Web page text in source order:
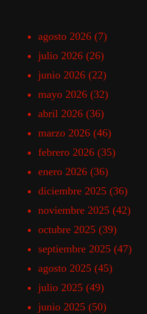
agosto 2026 (7)
julio 2026 (26)
junio 2026 (22)
mayo 2026 (32)
abril 2026 (36)
marzo 2026 (46)
febrero 2026 (35)
enero 2026 (36)
diciembre 2025 (36)
noviembre 2025 (42)
octubre 2025 (39)
septiembre 2025 (47)
agosto 2025 (45)
julio 2025 (49)
junio 2025 (50)